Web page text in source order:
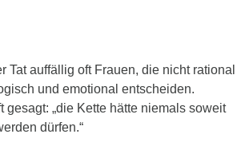
Tat auffällig oft Frauen, die nicht rational
und emotional entscheiden.
gesagt: „die Kette hätte niemals soweit
dürfen.“